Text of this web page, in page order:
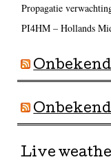
Propagatie
PI4HM – Hollands
Live